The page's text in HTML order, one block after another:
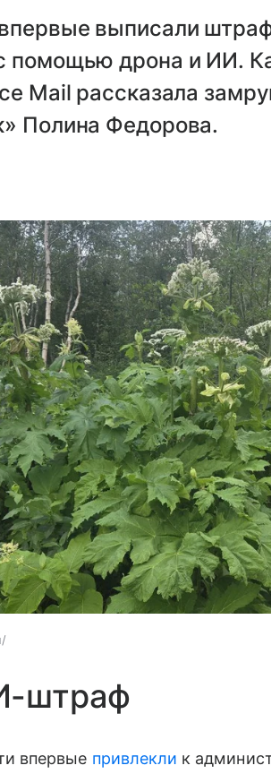
выписали
помощью дрона и ИИ.
Mail рассказала
Полина Федорова.
штраф
впервые привлекли к